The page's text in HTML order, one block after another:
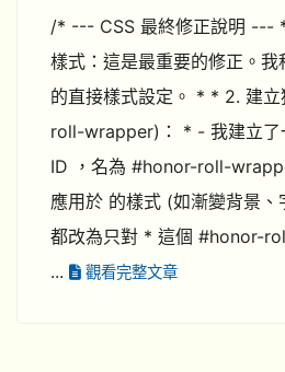
/* --- CSS 最終修正說明 ---
樣式：這是最重要的修正。
的直接樣式設定。 * * 2. 建
roll-wrapper)： * - 我建立了
ID ，名為 #honor-roll-
應用於 的樣式 (如漸變背景
都改為只對 * 這個 #honor-
...
觀看完整文章